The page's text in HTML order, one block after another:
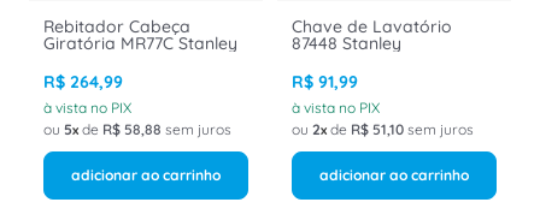
Rebitador Cabeça
Giratória MR77C Stanley
R$ 264,99
à vista no PIX
ou 5 de R$ 58,88 sem juros
adicionar ao carrinho
Chave de Lavatório
87448 Stanley
R$ 91,99
à vista no PIX
ou 2 de R$ 51,10 sem juros
adicionar ao carrinho